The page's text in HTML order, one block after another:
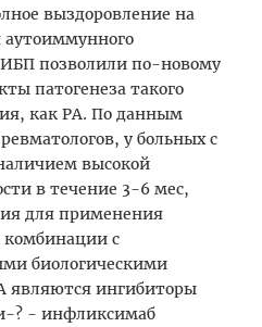
выздоровление на
аутоиммунного
позволили по-новому
патогенеза такого
как РА. По данным
у больных с
высокой
в течение 3-6 мес,
для применения
комбинации с
биологическими
являются ингибиторы
? - инфликсимаб